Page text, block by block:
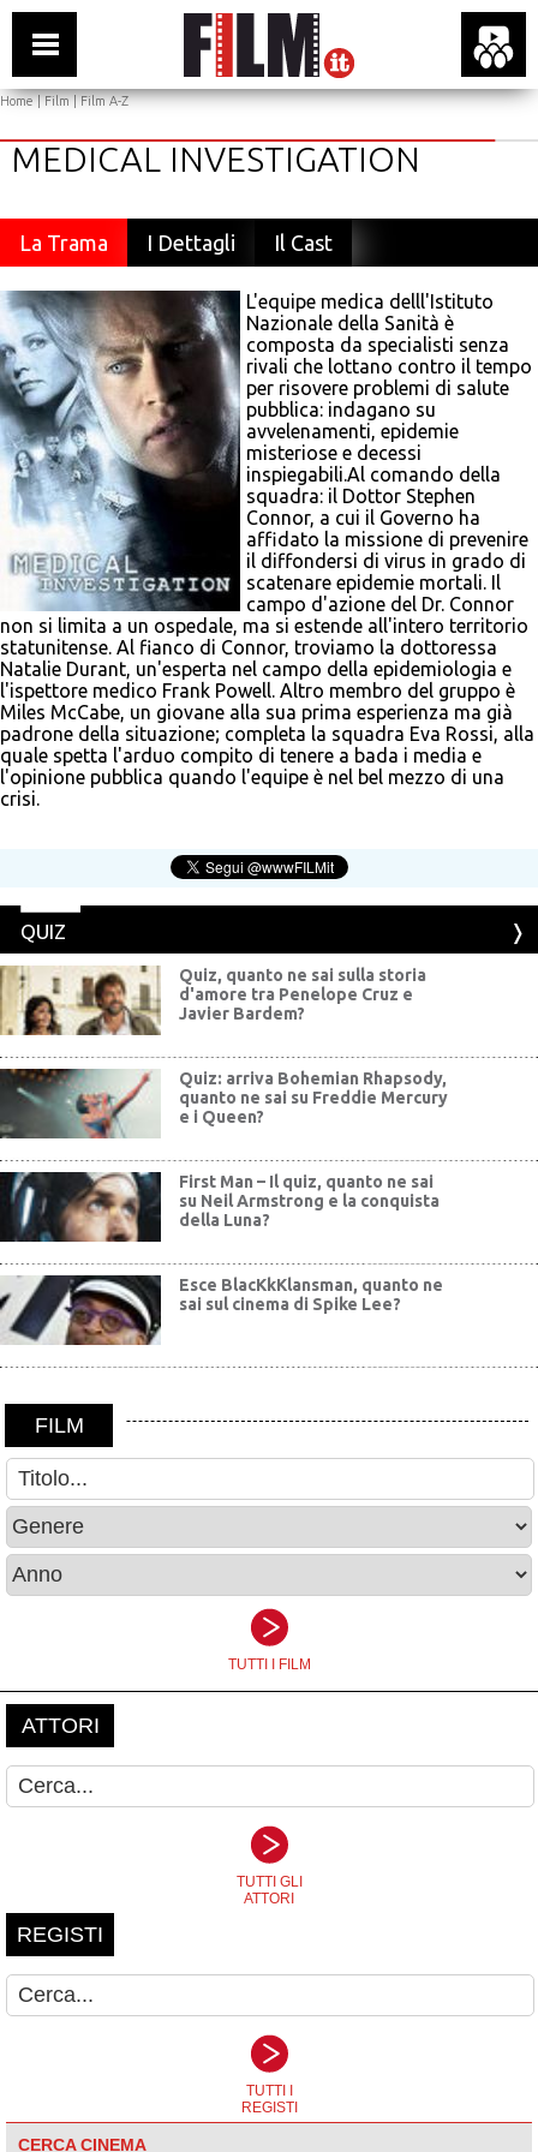
Home|Film|Film A-Z
MEDICAL INVESTIGATION
La Trama I Dettagli Il Cast
L'equipe medica delll'Istituto
Nazionale della Sanità è
composta da specialisti senza
rivali che lottano contro il tempo
per risovere problemi di salute
pubblica: indagano su
avvelenamenti, epidemie
misteriose e decessi
inspiegabili.Al comando della
squadra: il Dottor Stephen
Connor, a cui il Governo ha
affidato la missione di prevenire
il diffondersi di virus in grado di
scatenare epidemie mortali. Il
campo d'azione del Dr. Connor
non si limita a un ospedale, ma si estende all'intero territorio
statunitense. Al fianco di Connor, troviamo la dottoressa
Natalie Durant, un'esperta nel campo della epidemiologia e
l'ispettore medico Frank Powell. Altro membro del gruppo è
Miles McCabe, un giovane alla sua prima esperienza ma già
padrone della situazione; completa la squadra Eva Rossi, alla
quale spetta l'arduo compito di tenere a bada i media e
l'opinione pubblica quando l'equipe è nel bel mezzo di una
crisi.
QUIZ
Quiz, quanto ne sai sulla storia
d'amore tra Penelope Cruz e
Javier Bardem?
Quiz: arriva Bohemian Rhapsody,
quanto ne sai su Freddie Mercury
e i Queen?
First Man – Il quiz, quanto ne sai
su Neil Armstrong e la conquista
della Luna?
Esce BlacKkKlansman, quanto ne
sai sul cinema di Spike Lee?